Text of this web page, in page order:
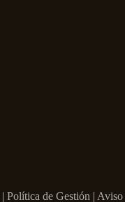
| Política de Gestión | Aviso